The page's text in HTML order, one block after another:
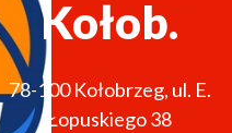
Kołob.
78-100 Kołobrzeg, ul. E.
Łopuskiego 38